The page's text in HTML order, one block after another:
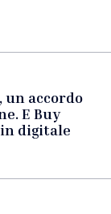
un accordo
E Buy
digitale